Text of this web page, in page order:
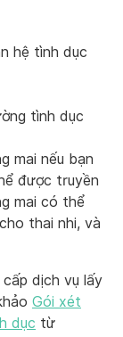
hệ tình dục
tình dục
mai nếu bạn
được truyền
mai có thể
thai nhi, và
dịch vụ lấy
Gói xét
dục từ